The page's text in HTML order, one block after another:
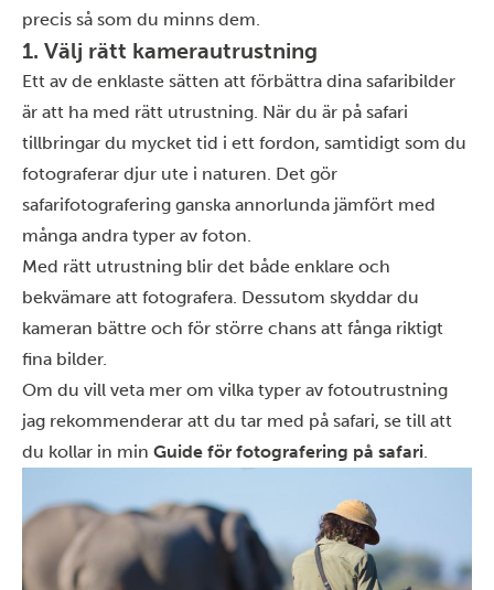
precis så som du minns dem.
1. Välj rätt kamerautrustning
Ett av de enklaste sätten att förbättra dina safaribilder
är att ha med rätt utrustning. När du är på safari
tillbringar du mycket tid i ett fordon, samtidigt som du
fotograferar djur ute i naturen. Det gör
safarifotografering ganska annorlunda jämfört med
många andra typer av foton.
Med rätt utrustning blir det både enklare och
bekvämare att fotografera. Dessutom skyddar du
kameran bättre och för större chans att fånga riktigt
fina bilder.
Om du vill veta mer om vilka typer av fotoutrustning
jag rekommenderar att du tar med på safari, se till att
du kollar in min Guide för fotografering på safari.